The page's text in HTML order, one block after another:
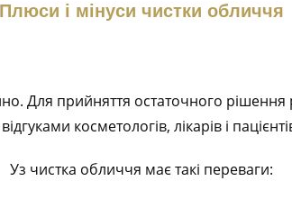
Плюси і мінуси чистки обличчя
Для прийняття остаточного
косметологів, лікарів і
Уз чистка обличчя має такі переваги: